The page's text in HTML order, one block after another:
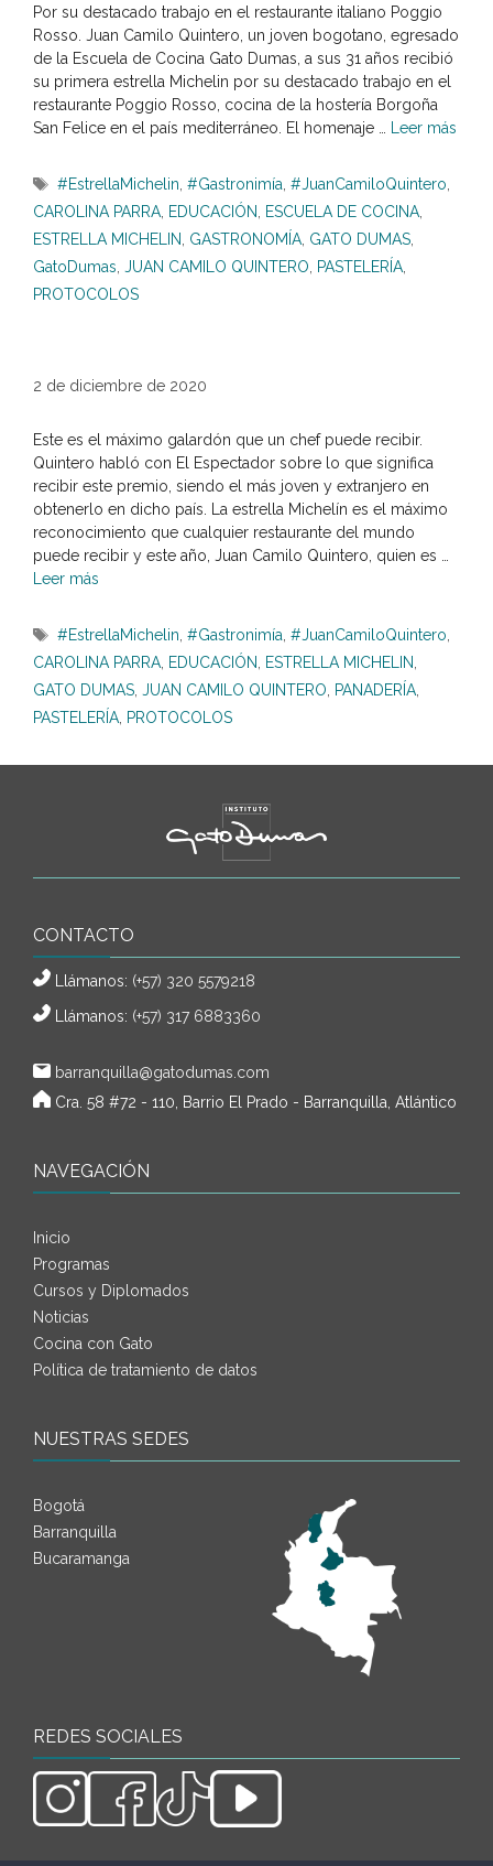
Por su destacado trabajo en el restaurante italiano Poggio
Rosso. Juan Camilo Quintero, un joven bogotano, egresado
de la Escuela de Cocina Gato Dumas, a sus 31 años recibió
su primera estrella Michelin por su destacado trabajo en el
restaurante Poggio Rosso, cocina de la hostería Borgoña
San Felice en el país mediterráneo. El homenaje …
Leer más
Etiquetas
#EstrellaMichelin ,#Gastronimía ,#JuanCamiloQuintero
CAROLINA PARRA EDUCACIÓN ESCUELA DE COCINA
ESTRELLA MICHELIN
GASTRONOMÍA GATO DUMAS
GatoDumas JUAN CAMILO QUINTERO PASTELERÍA
PROTOCOLOS
2 de diciembre de 2020
Este es el máximo galardón que un chef puede recibir.
Quintero habló con El Espectador sobre lo que significa
recibir este premio, siendo el más joven y extranjero en
obtenerlo en dicho país. La estrella Michelín es el máximo
reconocimiento que cualquier restaurante del mundo
puede recibir y este año, Juan Camilo Quintero, quien es …
Leer más
Etiquetas
#EstrellaMichelin ,#Gastronimía ,#JuanCamiloQuintero
CAROLINA PARRA EDUCACIÓN ESTRELLA MICHELIN
GATO DUMAS JUAN CAMILO QUINTERO PANADERÍA
PASTELERÍA PROTOCOLOS
CONTACTO
Llámanos: (+57) 320 5579218
Llámanos: (+57) 317 6883360
barranquilla@gatodumas.com
Cra. 58 #72 - 110, Barrio El Prado - Barranquilla, Atlántico
NAVEGACIÓN
Inicio
Programas
Cursos y Diplomados
Noticias
Cocina con Gato
Política de tratamiento de datos
NUESTRAS SEDES
Bogotá
Barranquilla
Bucaramanga
REDES SOCIALES